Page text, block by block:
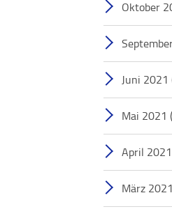
Oktober
Juni 2021
Mai 2021
April
März